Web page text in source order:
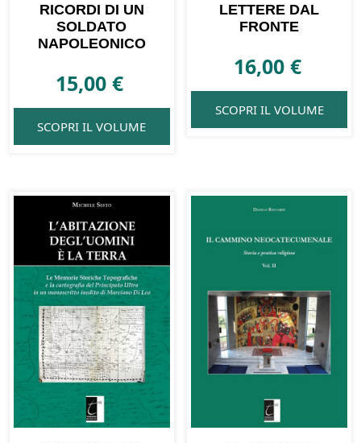
RICORDI DI UN
SOLDATO
NAPOLEONICO
15,00€
SCOPRI IL VOLUME
LETTERE DAL
FRONTE
16,00 €
SCOPRI IL VOLUME